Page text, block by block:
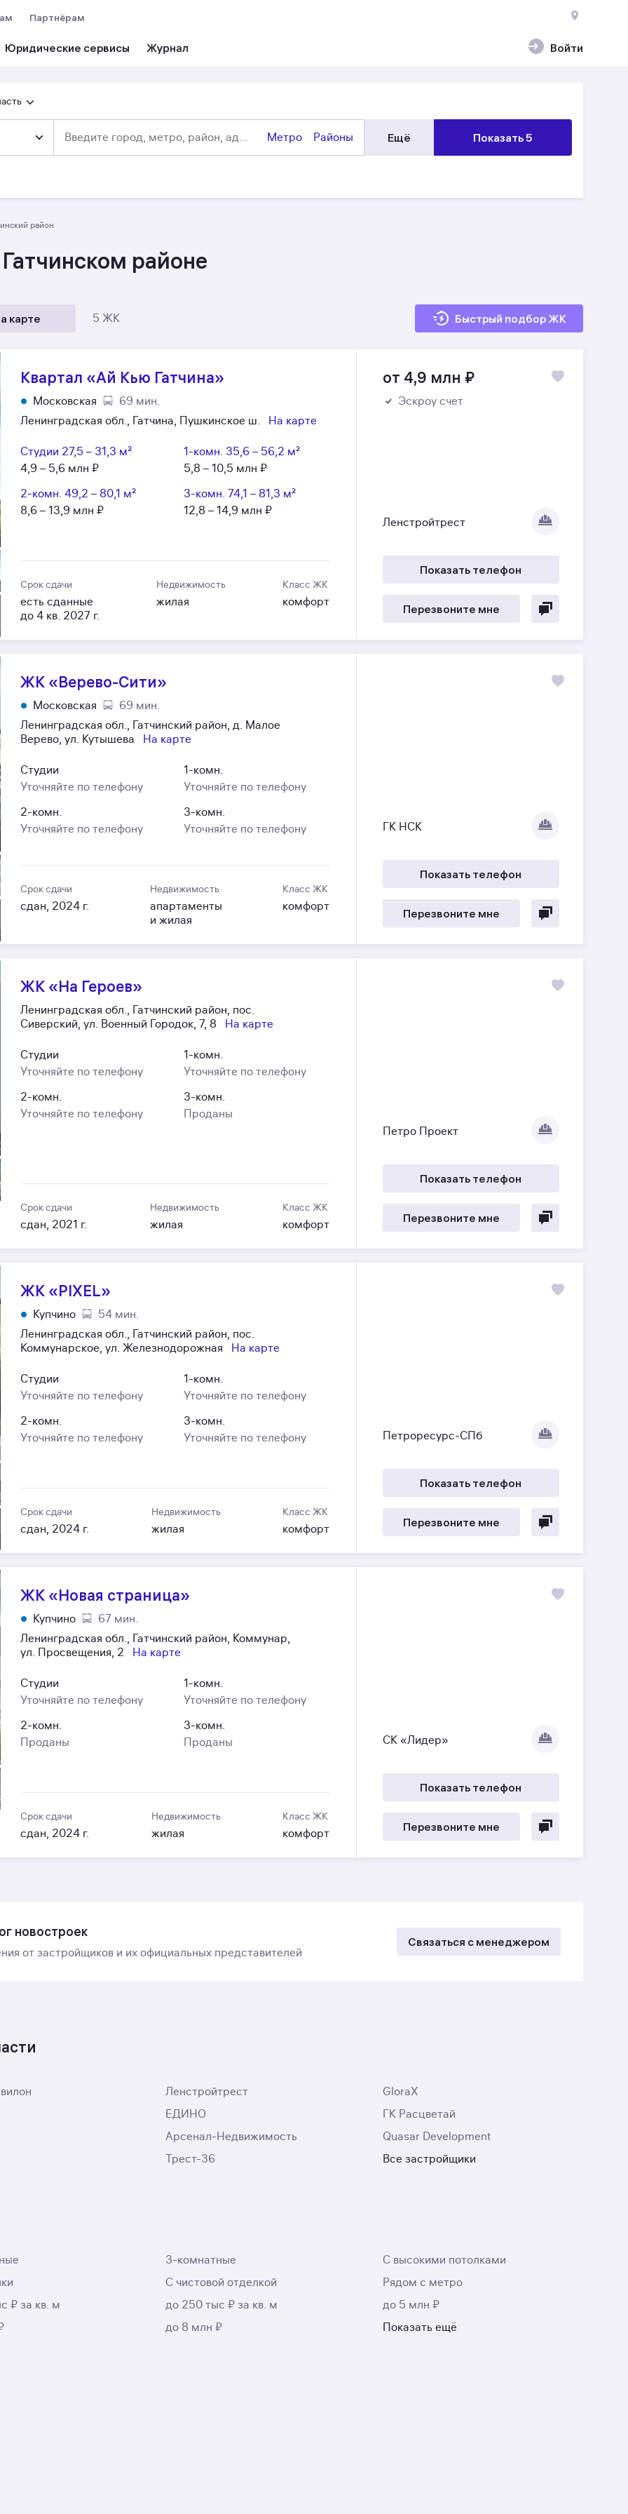
Войти
Юридические сервисы
Партнёрам
Метро Районы Ещё Показать 5
район
районе
карте 5 ЖК Быстрый подбор ЖК
Квартал «Ай Кью Гатчина»
Московская
69 мин.
Ленинградская обл., Гатчина, Пушкинское ш.
На карте
Студии 27,5 – 31,3 м²
4,9 – 5,6 млн ₽
1-комн. 35,6 – 56,2 м²
5,8 – 10,5 млн ₽
2-комн. 49,2 – 80,1 м²
8,6 – 13,9 млн ₽
3-комн. 74,1 – 81,3 м²
12,8 – 14,9 млн ₽
Срок сдачи
есть сданные
до 4 кв. 2027 г.
Недвижимость
жилая
Класс ЖК
комфорт
от 4,9 млн ₽
Эскроу счет
Ленстройтрест
Показать телефон
Перезвоните мне
ЖК «Верево-Сити»
Московская
69 мин.
Ленинградская обл., Гатчинский район, д. Малое
Верево, ул. Кутышева
На карте
Студии
Уточняйте по телефону
1-комн.
Уточняйте по телефону
2-комн.
Уточняйте по телефону
3-комн.
Уточняйте по телефону
Срок сдачи
сдан, 2024 г.
Недвижимость
апартаменты
и жилая
Класс ЖК
комфорт
ГК НСК
Показать телефон
Перезвоните мне
ЖК «На Героев»
Ленинградская обл., Гатчинский район, пос.
Сиверский, ул. Военный Городок, 7, 8
На карте
Студии
Уточняйте по телефону
1-комн.
Уточняйте по телефону
2-комн.
Уточняйте по телефону
3-комн.
Проданы
Срок сдачи
сдан, 2021 г.
Недвижимость
жилая
Класс ЖК
комфорт
Петро Проект
Показать телефон
Перезвоните мне
ЖК «PIXEL»
Купчино
54 мин.
Ленинградская обл., Гатчинский район, пос.
Коммунарское, ул. Железнодорожная
На карте
Студии
Уточняйте по телефону
1-комн.
Уточняйте по телефону
2-комн.
Уточняйте по телефону
3-комн.
Уточняйте по телефону
Срок сдачи
сдан, 2024 г.
Недвижимость
жилая
Класс ЖК
комфорт
Петроресурс-СПб
Показать телефон
Перезвоните мне
ЖК «Новая страница»
Купчино
67 мин.
Ленинградская обл., Гатчинский район, Коммунар,
ул. Просвещения, 2
На карте
Студии
Уточняйте по телефону
1-комн.
Уточняйте по телефону
2-комн.
Проданы
3-комн.
Проданы
Срок сдачи
сдан, 2024 г.
Недвижимость
жилая
Класс ЖК
комфорт
СК «Лидер»
Показать телефон
Перезвоните мне
новостроек
от застройщиков и их официальных представителей
Связаться с менеджером
Ленстройтрест
GloraX
ЕДИНО
ГК Расцветай
Арсенал-Недвижимость
Quasar Development
Трест-36
Все застройщики
3-комнатные
С высокими потолками
С чистовой отделкой
Рядом с метро
₽ за кв. м
до 250 тыс ₽ за кв. м
до 5 млн ₽
до 8 млн ₽ Показать ещё